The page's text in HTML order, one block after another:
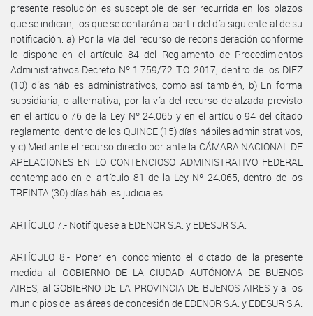
presente resolución es susceptible de ser recurrida en los plazos
que se indican, los que se contarán a partir del día siguiente al de su
notificación: a) Por la vía del recurso de reconsideración conforme
lo dispone en el artículo 84 del Reglamento de Procedimientos
Administrativos Decreto Nº 1.759/72 T.O. 2017, dentro de los DIEZ
(10) días hábiles administrativos, como así también, b) En forma
subsidiaria, o alternativa, por la vía del recurso de alzada previsto
en el artículo 76 de la Ley Nº 24.065 y en el artículo 94 del citado
reglamento, dentro de los QUINCE (15) días hábiles administrativos,
y c) Mediante el recurso directo por ante la CÁMARA NACIONAL DE
APELACIONES EN LO CONTENCIOSO ADMINISTRATIVO FEDERAL
contemplado en el artículo 81 de la Ley Nº 24.065, dentro de los
TREINTA (30) días hábiles judiciales.
ARTÍCULO 7.- Notifíquese a EDENOR S.A. y EDESUR S.A.
ARTÍCULO 8.- Poner en conocimiento el dictado de la presente
medida al GOBIERNO DE LA CIUDAD AUTÓNOMA DE BUENOS
AIRES, al GOBIERNO DE LA PROVINCIA DE BUENOS AIRES y a los
municipios de las áreas de concesión de EDENOR S.A. y EDESUR S.A.